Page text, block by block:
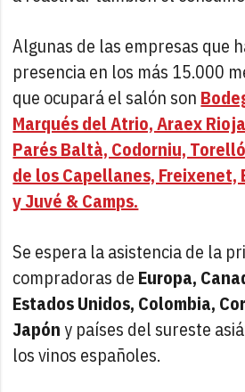
Algunas de las empresas que
presencia en los más 15.000
que ocupará el salón son
Marqués del Atrio, Araex
Parés Baltà, Codorniu,
de los Capellanes, Freixenet,
y Juvé & Camps.
Se espera la asistencia de la
compradoras de Europa,
Estados Unidos, Colombia,
Japóny países del sureste
los vinos españoles.